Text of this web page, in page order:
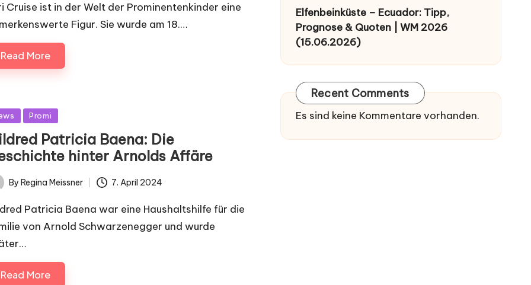
Cruise ist in der Welt der Prominentenkinder eine
Figur. Sie wurde am 18.…
Read More
Promi
Patricia Baena: Die
hinter Arnolds Affäre
By Regina Meissner 7. April 2024
Patricia Baena war eine Haushaltshilfe für die
von Arnold Schwarzenegger und wurde
Read More
Elfenbeinküste – Ecuador: Tipp,
Prognose & Quoten | WM 2026
(15.06.2026)
Recent Comments
Es sind keine Kommentare vorhanden.